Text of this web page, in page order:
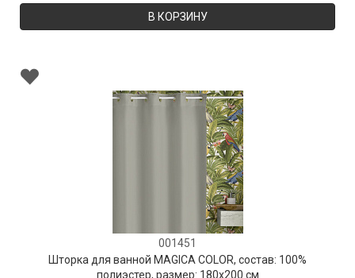
В КОРЗИНУ
001451
Шторка для ванной MAGICA COLOR, состав: 100%
полиэстер, размер: 180х200 см